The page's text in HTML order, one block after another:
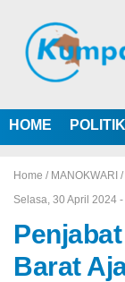
HOME POLITIK
Home / MANOKWARI /
Selasa, 30 April 2024
Barat